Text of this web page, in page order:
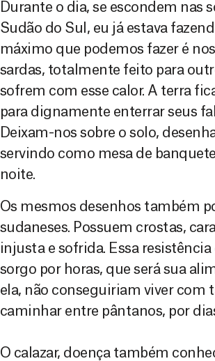
Durante o dia, se escondem nas
Sudão do Sul, eu já estava
máximo que podemos fazer é
sardas, totalmente feito para
sofrem com esse calor. A terra
para dignamente enterrar seus
Deixam-nos sobre o solo,
servindo como mesa de
noite.
Os mesmos desenhos também
sudaneses. Possuem crostas,
injusta e sofrida. Essa
sorgo por horas, que será sua
ela, não conseguiriam viver com
caminhar entre pântanos, por
O calazar, doença também